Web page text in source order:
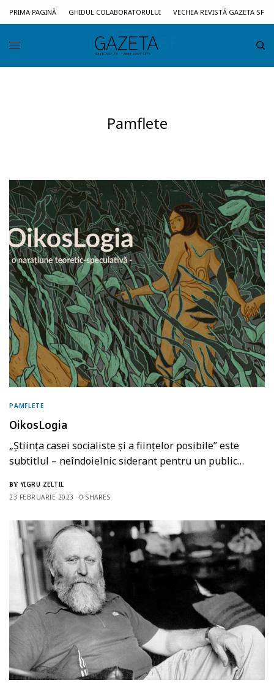
PRIMA PAGINĂ GHIDUL COLABORATORULUI VECHEA REVISTĂ GAZETA SF
Pamflete
PAMFLETE
OikosLogia
„Știința casei socialiste și a ființelor posibile” este
subtitlul – neîndoielnic siderant pentru un public…
BY YIGRU ZELTIL
23 FEBRUARIE 2023
0 SHARES